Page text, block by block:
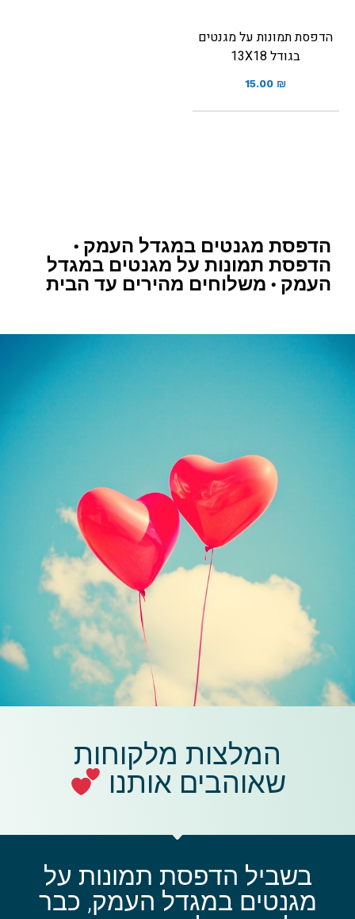
הדפסת תמונות על מגנטים
בגודל 13X18
15.00 ₪
הדפסת מגנטים במגדל העמק •
הדפסת תמונות על מגנטים במגדל
העמק • משלוחים מהירים עד הבית
המלצות מלקוחות
שאוהבים אותנו
בשביל הדפסת תמונות על
מגנטים במגדל העמק, כבר